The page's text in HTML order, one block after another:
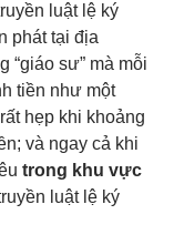
luật lệ ký
phát tại địa
“giáo sư” mà mỗi
tiền như một
hẹp khi khoảng
và ngay cả khi
trong khu vực
luật lệ ký